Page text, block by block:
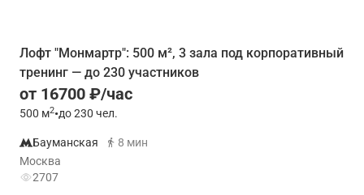
Лофт "Монмартр": 500 м², 3 зала под корпоративный
тренинг — до 230 участников
от 16700 ₽/час
500 м2•до 230 чел.
Бауманская
8 мин
Москва
2707